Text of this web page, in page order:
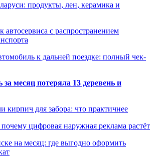
продукты, лен, керамика и
автосервиса с распространением
к дальней поездке: полный чек-
за месяц потеряла 13 деревень и
кирпич для забора: что практичнее
цифровая наружная реклама растёт
на месяц: где выгодно оформить